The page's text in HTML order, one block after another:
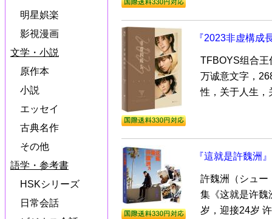
明星娯楽
影視漫画
文学・小説
原作本
小説
エッセイ
古典名作
その他
語学・参考書
HSKシリーズ
日常会話
『2023非虚構成
TFBOYS组合王
万诚意文字，
性，关于人生，
『這就是許魏洲』
許魏洲（シュー
集《这就是许魏
岁，迎接24岁